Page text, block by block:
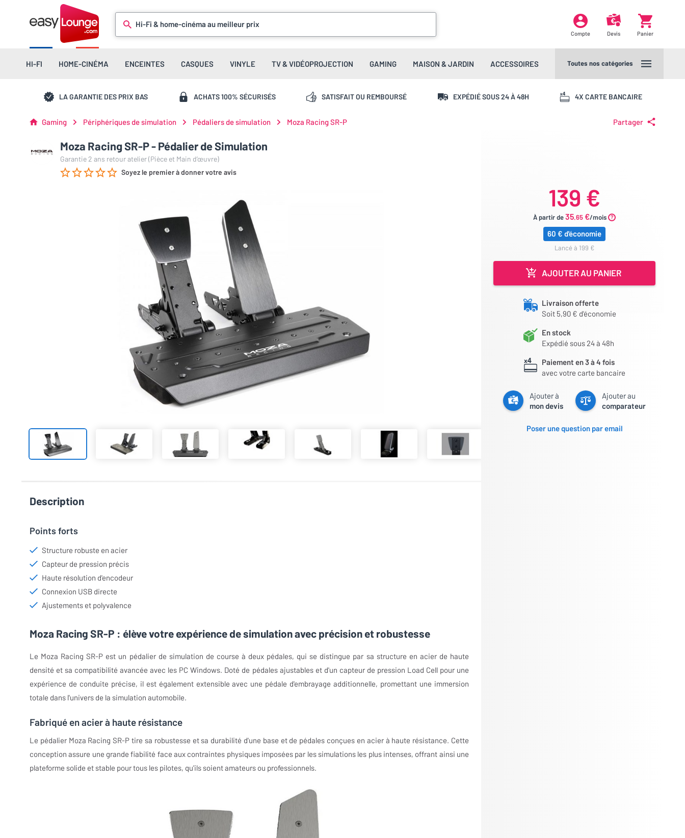
Hi-Fi & home-cinéma au meilleur prix
Compte Devis Panier
HI-FI HOME-CINÉMA ENCEINTES CASQUES VINYLE TV & VIDÉOPROJECTION GAMING MAISON & JARDIN ACCESSOIRES Toutes nos catégories
LA GARANTIE DES PRIX BAS ACHATS 100% SÉCURISÉS SATISFAIT OU REMBOURSÉ EXPÉDIÉ SOUS 24 À 48H 4X CARTE BANCAIRE
Gaming Périphériques de simulation Pédaliers de simulation Moza Racing SR-P Partager
Moza Racing SR-P - Pédalier de Simulation
Garantie 2 ans retour atelier (Pièce et Main d’œuvre)
Soyez le premier à donner votre avis
139 €
À partir de35.65 €/mois
60 € d'économie
lancé à 199 €
AJOUTER AU PANIER
Livraison offerte
Soit 5,90 € d'économie
En stock
Expédié sous 24 à 48h
Paiement en 3 à 4 fois
avec votre carte bancaire
Ajouter à
mon devis
Ajouter au
comparateur
Poser une question par email
Description
Points forts
Structure robuste en acier
Capteur de pression précis
Haute résolution d'encodeur
Connexion USB directe
Ajustements et polyvalence
Moza Racing SR-P : élève votre expérience de simulation avec précision et robustesse
Le Moza Racing SR-P est un pédalier de simulation de course à deux pédales, qui se distingue par sa structure en acier de haute
densité et sa compatibilité avancée avec les PC Windows. Doté de pédales ajustables et d'un capteur de pression Load Cell pour une
expérience de conduite précise, il est également extensible avec une pédale d'embrayage additionnelle, promettant une immersion
totale dans l'univers de la simulation automobile.
Fabriqué en acier à haute résistance
Le pédalier Moza Racing SR-P tire sa robustesse et sa durabilité d'une base et de pédales conçues en acier à haute résistance. Cette
conception assure une grande fiabilité face aux contraintes physiques imposées par les simulations les plus intenses, offrant ainsi une
plateforme solide et stable pour tous les pilotes, qu'ils soient amateurs ou professionnels.